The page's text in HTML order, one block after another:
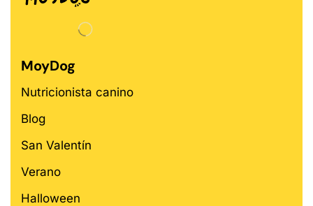
MoyDog
Nutricionista canino
Blog
San Valentín
Verano
Halloween